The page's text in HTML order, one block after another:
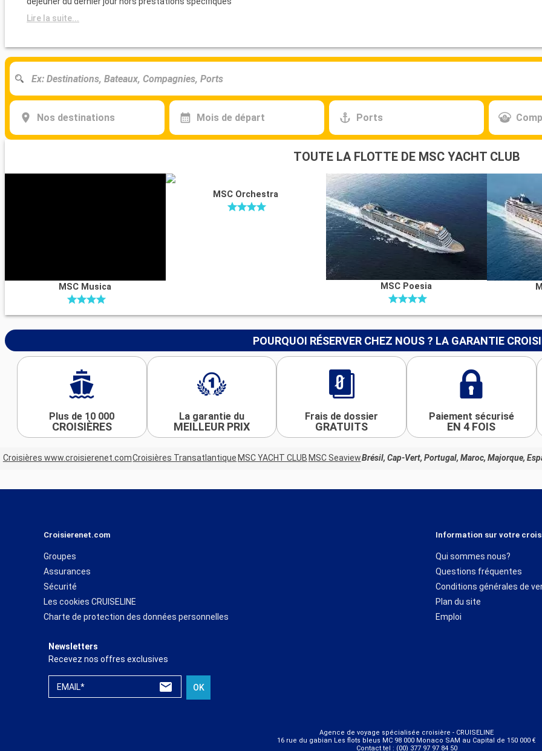
Lire la suite...
Nos destinations Mois de départ Ports
TOUTE LA FLOTTE DE MSC YACHT CLUB
MSC Musica
MSC Orchestra
MSC Poesia
POURQUOI RÉSERVER CHEZ NOUS ? LA GARANTIE
Plus de 10 000
CROISIÈRES
La garantie du
MEILLEUR PRIX
Frais de dossier
GRATUITS
Paiement sécurisé
EN 4 FOIS
Croisières www.croisierenet.comCroisières Transatlantique MSC YACHT CLUB MSC SeaviewBrésil, Cap-Vert, Portugal, Maroc, Majorque,
Croisierenet.com
Groupes
Assurances
Sécurité
Les cookies CRUISELINE
Charte de protection des données personnelles
Information sur votre
Qui sommes nous?
Questions fréquentes
Conditions générales de
Plan du site
Emploi
Newsletters
Recevez nos offres exclusives
EMAIL* OK
Agence de voyage spécialisée croisière - CRUISELINE
16 rue du gabian Les flots bleus MC 98 000 Monaco SAM au Capital de 150 000 €
Contact tel : (00) 377 97 97 84 50